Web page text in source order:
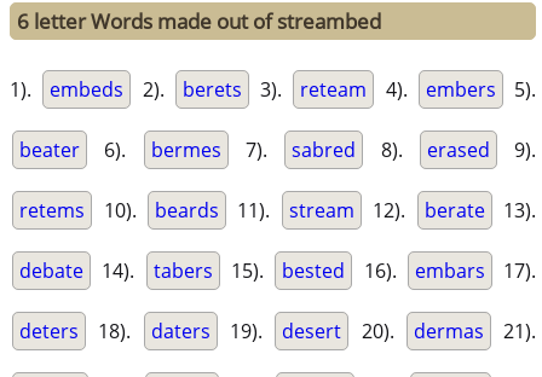
6 letter Words made out of streambed
1). embeds 2). berets 3). reteam 4). embers 5).
beater 6). bermes 7). sabred 8). erased 9).
retems 10). beards 11). stream 12). berate 13).
debate 14). tabers 15). bested 16). embars 17).
deters 18). daters 19). desert 20). dermas 21).